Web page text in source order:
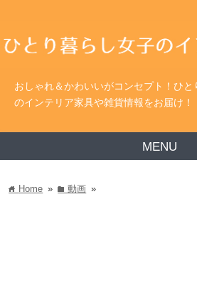
おしゃれ＆かわいいがコンセプト！ひ
のインテリア家具や雑貨情報をお届け！
MENU
home Home » folder動画 »